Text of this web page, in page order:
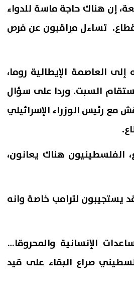
إن هناك حاجة ماسة للدواء
تساءل مراقبون عن فرص
العاصمة الإيطالية روما،
السبت. وردا على سؤال
مع رئيس الوزراء الإسرائيلي
الفلسطينيون هناك يعانون،
يستجيبون لترامب خاصة وانه
الإنسانية والمحروقات
صراع البقاء على قيد
متزايد على تسجيل رغبات المرحلة